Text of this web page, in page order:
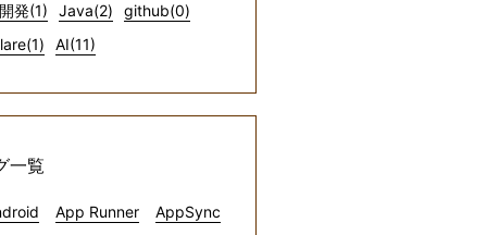
発(1)
Java(2)
github(0)
AI(11)
一覧
App Runner
AppSync